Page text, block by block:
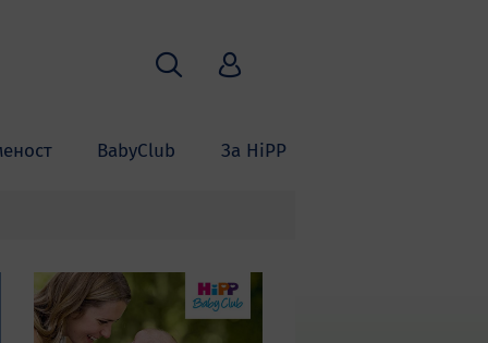
BabyClub За HiPP
Пребарување
HiPP Babyclub